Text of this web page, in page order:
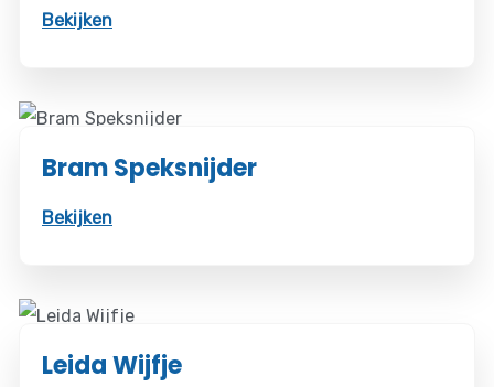
Bekijken
Bram Speksnijder
Bekijken
Leida Wijfje